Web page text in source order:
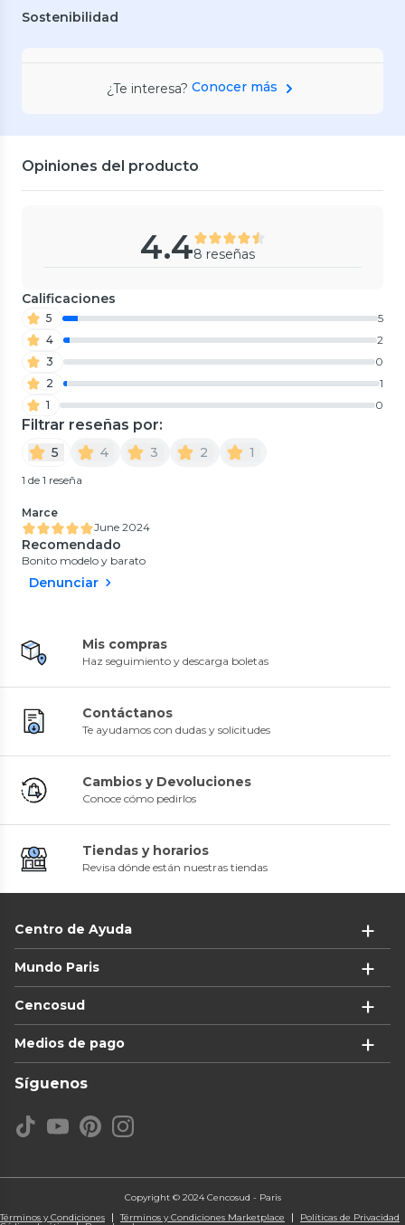
Sostenibilidad
¿Te interesa? Conocer más
Opiniones del producto
4.48 reseñas
Calificaciones
5
5
4
2
3
0
2
1
1
0
Filtrar reseñas por:
5 4 3 2 1
1 de 1 reseña
Marce
June 2024
Recomendado
Bonito modelo y barato
Denunciar
Mis compras
Haz seguimiento y descarga boletas
Contáctanos
Te ayudamos con dudas y solicitudes
Cambios y Devoluciones
Conoce cómo pedirlos
Tiendas y horarios
Revisa dónde están nuestras tiendas
Centro de Ayuda
Mundo Paris
Cencosud
Medios de pago
Síguenos
Copyright © 2024 Cencosud - Paris
Términos y Condiciones
Términos y Condiciones Marketplace Políticas de Privacidad